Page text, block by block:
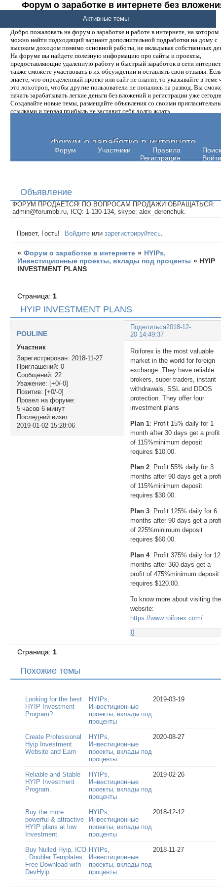
Форум о заработке в интернете без
денег.
Добро пожаловать на форум о заработке и работе в интернете, на котором
можно найти подходящий вариант дополнительной подработки на дому с
высоким доходом помимо основной работы, не вкладывая собственных
На форуме вы найдете полезную информацию про сайты и проекты,
предоставляющие удаленную работу и быстрый заработок в сети
также сможете участвовать в их обсуждении и оставлять свои отзывы.
знаете, что определенный проект или сайт не платит, то указывайте в теме
это лохотрон, чтобы другие пользователи не попались на развод. Вы
начать зарабатывать легкие деньги без вложений и регистрации уже
Создавайте новые темы, размещайте объявления со своими
ссылками и первая прибыль не заставит себя долго ждать.
Форум о заработке в интернете
Форум Участники Правила
Поиск
Регистрация
Войти
Активные темы
Объявление
ФОРУМ ПРОДАЕТСЯ! ПО ВОПРОСАМ ПРОДАЖИ ОБРАЩАТЬСЯ:
admin@forumbb.ru, ICQ: 1-130-134, skype: alex_derenchuk.
Привет, Гость! Войдите илизарегистрируйтесь
» Форум о заработке в интернете » HYIPs,
Инвестиционные проекты, вклады под проценты » HYIP
INVESTMENT PLANS
HYIP INVESTMENT PLANS
Страница: 1
Поделиться2018-12-
20 14:49:37
POULINE
Участник
Зарегистрирован: 2018-11-27
Приглашений: 0
Сообщений: 22
Уважение: [+0/-0]
Позитив: [+0/-0]
Провел на форуме:
5 часов 6 минут
Последний визит:
2019-01-02 15:28:06
Roiforex is the most valuable
market in the world for foreign
exchange. They have reliable
brokers, super traders, instant
withdrawals, SSL and DDOS
protection. They offer four
investment plans
Plan 1: Profit 15% daily for 1
month after 30 days get a profit
of 115%minimum deposit
requires $10.00.
Plan 2: Profit 55% daily for 3
months after 90 days get a
of 115%minimum deposit
requires $30.00.
Plan 3: Profit 125% daily for 6
months after 90 days get a
of 225%minimum deposit
requires $60.00.
Plan 4: Profit 375% daily for 12
months after 360 days get a
profit of 475%minimum deposit
requires $120.00.
To know more about visiting the
website:
https://www.roiforex.com/
0
Страница: 1
Похожие темы
Looking for the best
HYIP Investment
Program?
HYIPs,
Инвестиционные
проекты, вклады под
проценты
2019-03-19
Create Professional
Hyip Investment
Website and Earn
HYIPs,
Инвестиционные
проекты, вклады под
проценты
2020-08-27
Reliable and Stable
HYIP Investment
Program.
HYIPs,
Инвестиционные
проекты, вклады под
проценты
2019-02-26
Buy the more
powerful & attractive
HYIP plans at low
Investment.
HYIPs,
Инвестиционные
проекты, вклады под
проценты
2018-12-12
Buy Nulled Hyip, ICO
, Doubler Templates
Free Download with
DevHyip
HYIPs,
Инвестиционные
проекты, вклады под
проценты
2018-11-27